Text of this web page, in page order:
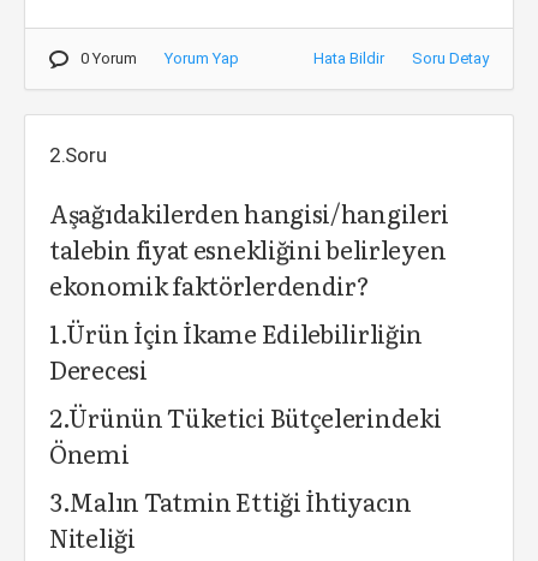
0 Yorum Yorum Yap Hata Bildir Soru Detay
2.Soru
Aşağıdakilerden hangisi/hangileri
talebin fiyat esnekliğini belirleyen
ekonomik faktörlerdendir?
1.Ürün İçin İkame Edilebilirliğin
Derecesi
2.Ürünün Tüketici Bütçelerindeki
Önemi
3.Malın Tatmin Ettiği İhtiyacın
Niteliği